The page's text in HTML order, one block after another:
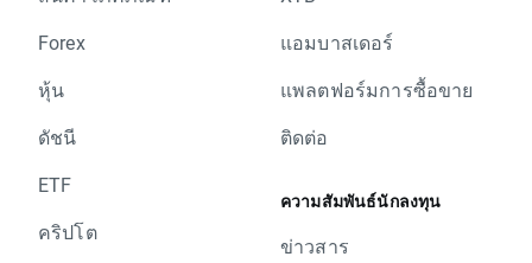
Forex
หุ้น
ดัชนี
ETF
คริปโต
แอมบาสเดอร์
แพลตฟอร์มการซื้อขาย
ติดต่อ
ความสัมพันธ์นักลงทุน
ข่าวสาร